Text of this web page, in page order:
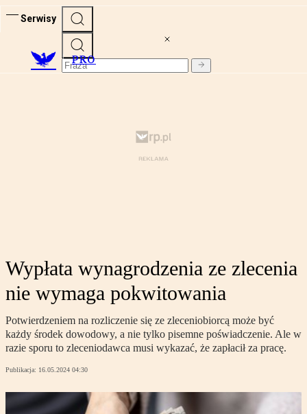
Serwisy
PRO
Wypłata wynagrodzenia ze zlecenia
nie wymaga pokwitowania
Potwierdzeniem na rozliczenie się ze zleceniobiorcą może być
każdy środek dowodowy, a nie tylko pisemne poświadczenie. Ale w
razie sporu to zleceniodawca musi wykazać, że zapłacił za pracę.
Publikacja: 16.05.2024 04:30